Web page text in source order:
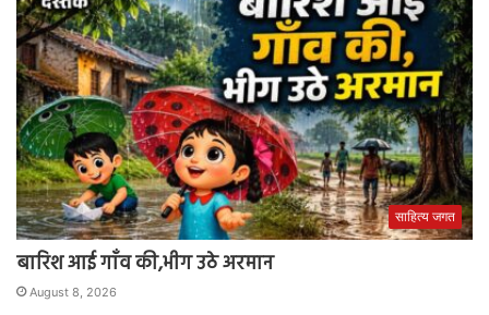
साहित्य जगत
बारिश आई गाँव की,भीग उठे अरमान
August 8, 2026